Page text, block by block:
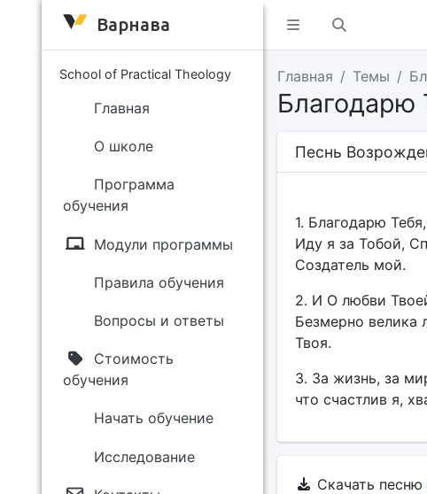
Варнава
School of Practical Theology
Главная
О школе
Программа
обучения
Модули программы
Правила обучения
Вопросы и ответы
Стоимость
обучения
Начать обучение
Исследование
Главная Темы
Благодарю
Песнь
1. Благодарю
Иду я за Тобой,
Создатель мой.
2. И О любви
Безмерно велика
Твоя.
3. За жизнь, за
что счастлив я,
Скачать песню